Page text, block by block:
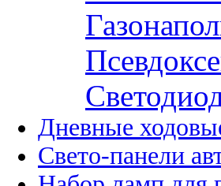
Дневные
Свето-панели